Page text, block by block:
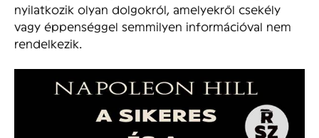
nyilatkozik olyan dolgokról, amelyekről csekély
vagy éppenséggel semmilyen információval nem
rendelkezik.